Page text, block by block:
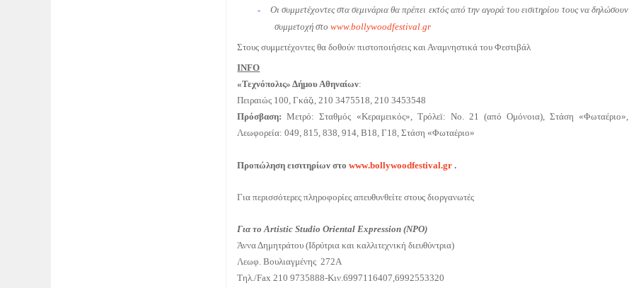
-
Οι συμμετέχοντες στα σεμινάρια θα πρέπει εκτός από την αγορά του εισιτηρίου τους να δηλώσουν
συμμετοχή στοwww.bollywoodfestival.gr
Στους συμμετέχοντες θα δοθούν πιστοποιήσεις και Αναμνηστικά του Φεστιβάλ
INFO
«Τεχνόπολις» Δήμου Αθηναίων:
Πειραιώς 100, Γκάζι, 210 3475518, 210 3453548
Πρόσβαση:Μετρό: Σταθμός «Κεραμεικός», Τρόλεï: No. 21 (από Ομόνοια), Στάση «Φωταέριο»,
Λεωφορεία: 049, 815, 838, 914, Β18, Γ18, Στάση «Φωταέριο»
Προπώληση εισιτηρίων στοwww.bollywoodfestival.gr .
Για περισσότερες πληροφορίες απευθυνθείτε στους διοργανωτές
Για το Artistic Studio Oriental Expression (NPO)
Άννα Δημητράτου (Ιδρύτρια και καλλιτεχνική διευθύντρια)
Λεωφ. Βουλιαγμένης 272Α
Τηλ./Fax 210 9735888-Κιν.6997116407,6992553320